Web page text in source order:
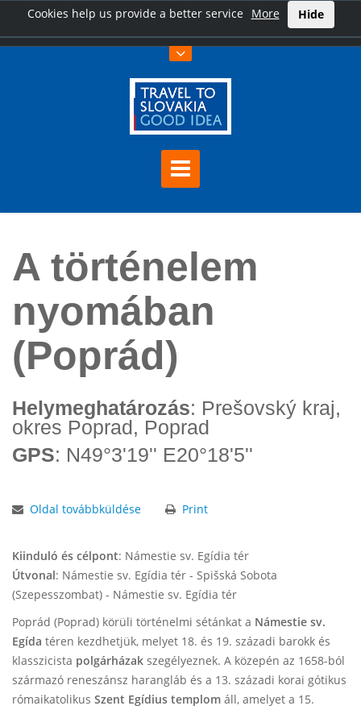
Cookies help us provide a better service More Hide
A történelem nyomában (Poprád)
A történelem
nyomában
(Poprád)
Helymeghatározás: Prešovský kraj,
okres Poprad, Poprad
GPS: N49°3'19'' E20°18'5''
Oldal továbbküldése Print
Kiinduló és célpont: Námestie sv. Egídia tér
Útvonal: Námestie sv. Egídia tér - Spišská Sobota
(Szepesszombat) - Námestie sv. Egídia tér
Poprád (Poprad) körüli történelmi sétánkat a Námestie sv.
Egída téren kezdhetjük, melyet 18. és 19. századi barokk és
klasszicista polgárházak szegélyeznek. A közepén az 1658-ból
származó reneszánsz harangláb és a 13. századi korai gótikus
rómaikatolikus Szent Egídius templom áll, amelyet a 15.